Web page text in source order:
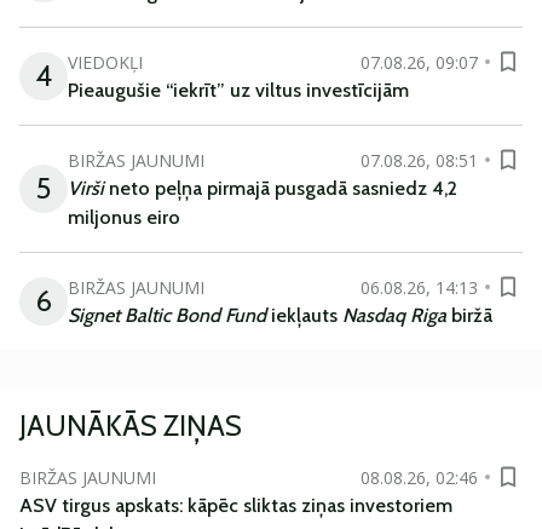
4 VIEDOKĻI
07.08.26, 09:07
Pieaugušie “iekrīt” uz viltus investīcijām
5
BIRŽAS JAUNUMI
07.08.26, 08:51
Viršineto peļņa pirmajā pusgadā sasniedz 4,2
miljonus eiro
6 BIRŽAS JAUNUMI
06.08.26, 14:13
Signet Baltic Bond Fundiekļauts Nasdaq Riga biržā
JAUNĀKĀS ZIŅAS
BIRŽAS JAUNUMI
08.08.26, 02:46
ASV tirgus apskats: kāpēc sliktas ziņas investoriem